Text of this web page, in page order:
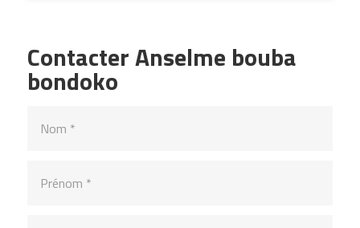
Contacter Anselme bouba
bondoko